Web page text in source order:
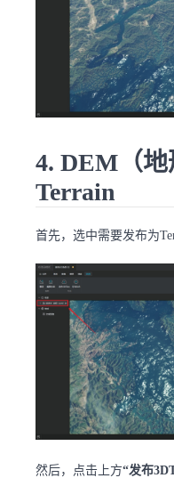
4. DEM（
Terrain
首先，选中需要发布为
然后，点击上方“发布